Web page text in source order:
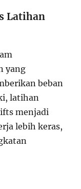
Latihan
yang
beban
latihan
menjadi
lebih keras,